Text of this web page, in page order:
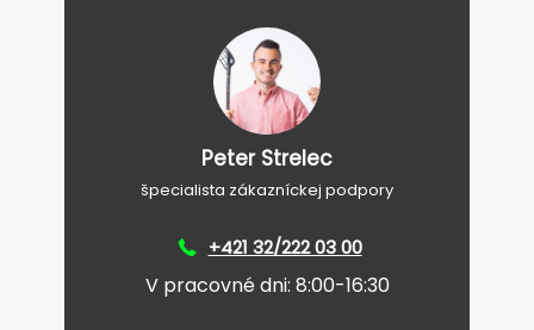
Peter Strelec
špecialista zákazníckej podpory
+421 32/222 03 00
V pracovné dni: 8:00-16:30